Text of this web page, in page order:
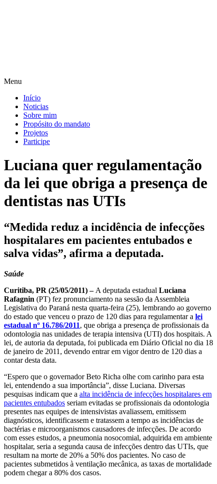
Menu
Início
Noticias
Sobre mim
Propósito do mandato
Projetos
Participe
Luciana quer regulamentação
da lei que obriga a presença de
dentistas nas UTIs
“Medida reduz a incidência de infecções
hospitalares em pacientes entubados e
salva vidas”, afirma a deputada.
Saúde
Curitiba, PR (25/05/2011) – A deputada estadual Luciana
Rafagnin (PT) fez pronunciamento na sessão da Assembleia
Legislativa do Paraná nesta quarta-feira (25), lembrando ao governo
do estado que venceu o prazo de 120 dias para regulamentar a lei
estadual nº 16.786/2011, que obriga a presença de profissionais da
odontologia nas unidades de terapia intensiva (UTI) dos hospitais. A
lei, de autoria da deputada, foi publicada em Diário Oficial no dia 18
de janeiro de 2011, devendo entrar em vigor dentro de 120 dias a
contar desta data.
“Espero que o governador Beto Richa olhe com carinho para esta
lei, entendendo a sua importância”, disse Luciana. Diversas
pesquisas indicam que a alta incidência de infecções hospitalares em
pacientes entubados seriam evitadas se profissionais da odontologia
presentes nas equipes de intensivistas avaliassem, emitissem
diagnósticos, identificassem e tratassem a tempo as incidências de
bactérias e microorganismos causadores de infecções. De acordo
com esses estudos, a pneumonia nosocomial, adquirida em ambiente
hospitalar, seria a segunda causa de infecções dentro das UTIs, que
resultam na morte de 20% a 50% dos pacientes. No caso de
pacientes submetidos à ventilação mecânica, as taxas de mortalidade
podem chegar a 80% dos casos.